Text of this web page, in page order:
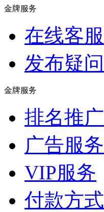
金牌服务
在线客服
发布疑问
金牌服务
排名推广
广告服务
VIP服务
付款方式